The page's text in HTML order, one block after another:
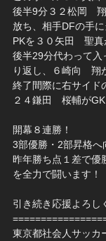
後半9分３２松岡 翔
放ち、相手DFの手に
PKを３０矢田 聖真
後半29分代わって
り返し、６崎向 翔
終了間際に右サイ
２４鎌田 桜輔がGK
開幕８連勝！
3部優勝・2部昇格へ
昨年勝ち点１差で優
を全力で闘います！
引き続き応援よろし
東京都社会人サッカ